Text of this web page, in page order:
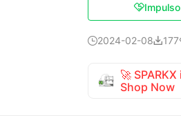
Impulso
2024-02-08177
🚀
Shop Now